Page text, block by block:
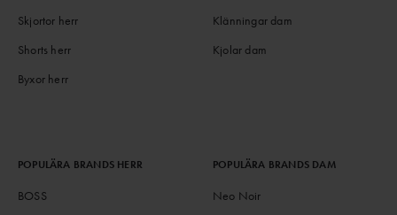
Skjortor herr
Shorts herr
Byxor herr
Klänningar dam
Kjolar dam
POPULÄRA BRANDS HERR
BOSS
POPULÄRA BRANDS DAM
Neo Noir